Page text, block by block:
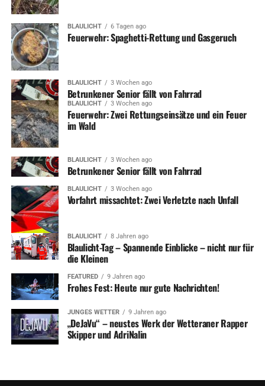
BLAULICHT 6 Tagen ago
Feuerwehr: Spaghetti-Rettung und Gasgeruch
BLAULICHT 3 Wochen ago
Betrunkener Senior fällt von Fahrrad
BLAULICHT 3 Wochen ago
Feuerwehr: Zwei Rettungseinsätze und ein Feuer
im Wald
BLAULICHT 3 Wochen ago
Betrunkener Senior fällt von Fahrrad
BLAULICHT 3 Wochen ago
Vorfahrt missachtet: Zwei Verletzte nach Unfall
BLAULICHT 8 Jahren ago
Blaulicht-Tag – Spannende Einblicke – nicht nur für
die Kleinen
FEATURED 9 Jahren ago
Frohes Fest: Heute nur gute Nachrichten!
JUNGES WETTER 9 Jahren ago
„DeJaVu“ – neustes Werk der Wetteraner Rapper
Skipper und AdriNalin